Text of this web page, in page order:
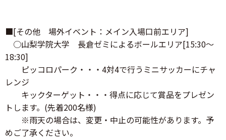
■[その他 場外イベント：メイン入場口前エリア]
○山梨学院大学 長倉ゼミによるボールエリア[15:30～
18:30]
ピッコロパーク・・・4対4で行うミニサッカーにチャ
レンジ
キックターゲット・・・得点に応じて賞品をプレゼン
トします。(先着200名様)
※雨天の場合は、変更・中止の可能性があります。予
めご了承ください。